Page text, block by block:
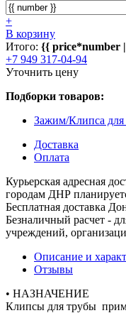
+
В корзину
Итого: {{ price*number
+7 949 317-04-94
Уточнить цену
Подборки товаров:
Зажим/Клипса для
Доставка
Оплата
Курьерская адресная
городам ДНР
Бесплатная доставка
Безналичный расчет -
учреждений,
Описание и
Отзывы
• НАЗНАЧЕНИЕ
Клипсы для трубы